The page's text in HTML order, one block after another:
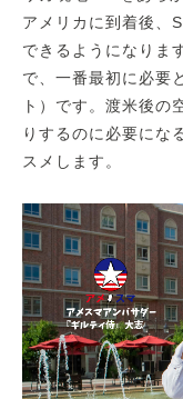
アメリカに到着後、
できるようになりま
で、一番最初に必要
ト）です。渡米後の
りするのに必要にな
スメします。